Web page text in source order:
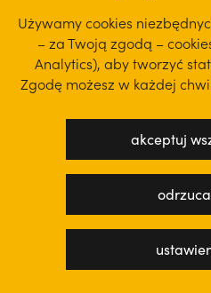
regulamin serwisu
Używamy cookies
– za Twoją zgodą –
Analytics), abytworzyć
Zgodę możesz w każdej
akceptuj